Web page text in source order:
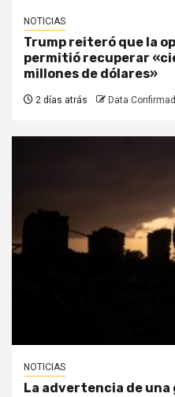
NOTICIAS
Trump reiteró que la
permitió recuperar
millones de dólares»
2 días atrás Data
NOTICIAS
La advertencia de una